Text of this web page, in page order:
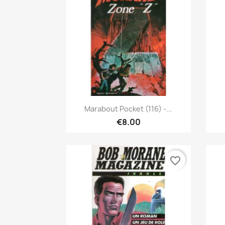
Quick view
Marabout Pocket (116) -...
€8.00
favorite_border